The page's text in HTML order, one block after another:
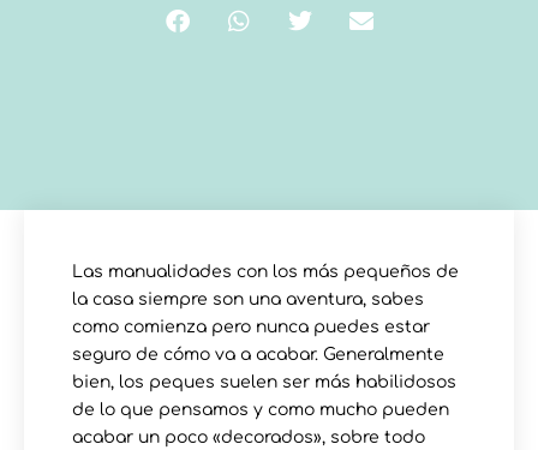
Las manualidades con los más pequeños de
la casa siempre son una aventura, sabes
como comienza pero nunca puedes estar
seguro de cómo va a acabar. Generalmente
bien, los peques suelen ser más habilidosos
de lo que pensamos y como mucho pueden
acabar un poco «decorados», sobre todo